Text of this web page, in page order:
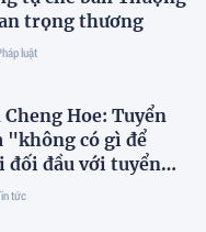
trọng thương
luật
Cheng Hoe: Tuyển
"không có gì để
đầu với tuyển
ở bán kết ASEAN
tức